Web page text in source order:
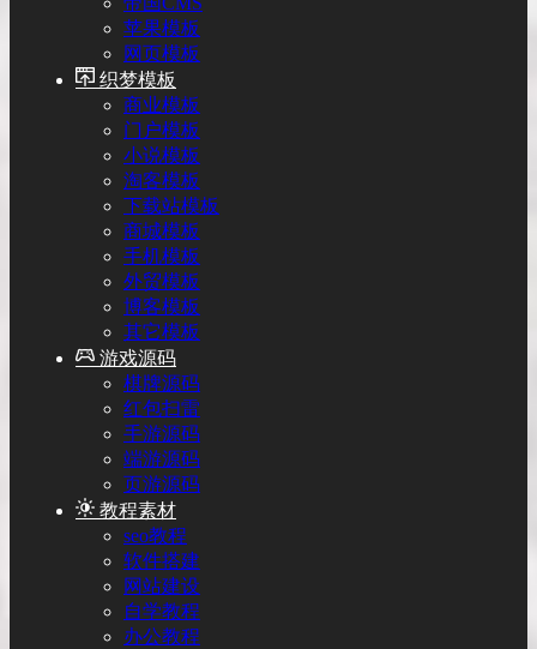
苹果模板
网页模板
织梦模板
商业模板
门户模板
小说模板
淘客模板
下载站模板
商城模板
手机模板
外贸模板
博客模板
其它模板
游戏源码
棋牌源码
红包扫雷
手游源码
端游源码
页游源码
教程素材
seo教程
软件搭建
网站建设
自学教程
办公教程